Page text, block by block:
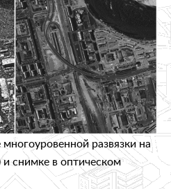
развязки на
снимке в оптическом